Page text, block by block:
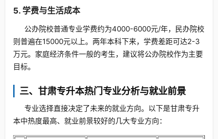
5. 学费与生活成本
公办院校普通专业学费约为4000-6000元/年，民办院校
则普遍在15000元以上。两年本科下来，学费差距可达2-3
万元。家庭经济条件一般的考生，建议将公办院校作为主要
目标。
三、甘肃专升本热门专业分析与就业前景
专业选择直接决定了未来的就业方向。以下是甘肃专升
本中热度最高、就业前景较好的几大专业方向：